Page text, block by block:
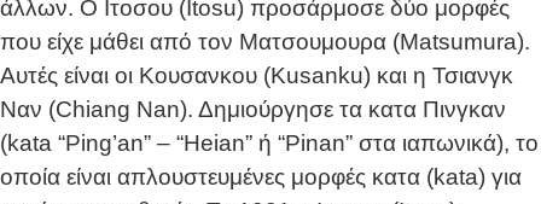
άλλων. Ο Ιτοσου (Itosu) προσάρμοσε δύο μορφές
που είχε μάθει από τον Ματσουμουρα (Matsumura).
Αυτές είναι οι Κουσανκου (Kusanku) και η Τσιανγκ
Ναν (Chiang Nan). Δημιούργησε τα κατα Πινγκαν
(kata “Ping’an” – “Heian” ή “Pinan” στα ιαπωνικά), το
οποία είναι απλουστευμένες μορφές κατα (kata) για